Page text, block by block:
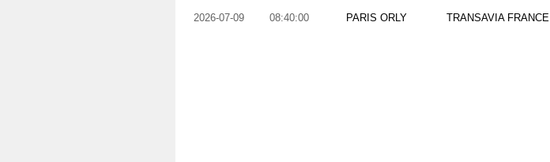
2026-07-09 08:40:00 PARIS ORLY TRANSAVIA FRANCE